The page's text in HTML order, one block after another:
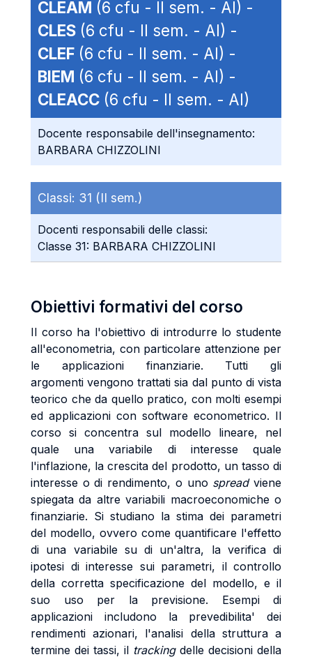
CLEAM (6 cfu - II sem. - AI) -
CLES (6 cfu - II sem. - AI) -
CLEF (6 cfu - II sem. - AI) -
BIEM (6 cfu - II sem. - AI) -
CLEACC (6 cfu - II sem. - AI)
Docente responsabile dell'insegnamento:
BARBARA CHIZZOLINI
Classi: 31 (II sem.)
Docenti responsabili delle classi:
Classe 31: BARBARA CHIZZOLINI
Obiettivi formativi del corso
Il corso ha l'obiettivo di introdurre lo studente
all'econometria, con particolare attenzione per
le applicazioni finanziarie. Tutti gli
argomenti vengono trattati sia dal punto di vista
teorico che da quello pratico, con molti esempi
ed applicazioni con software econometrico. Il
corso si concentra sul modello lineare, nel
quale una variabile di interesse quale
l'inflazione, la crescita del prodotto, un tasso di
interesse o di rendimento, o uno spreadviene
spiegata da altre variabili macroeconomiche o
finanziarie. Si studiano la stima dei parametri
del modello, ovvero come quantificare l'effetto
di una variabile su di un'altra, la verifica di
ipotesi di interesse sui parametri, il controllo
della corretta specificazione del modello, e il
suo uso per la previsione. Esempi di
applicazioni includono la prevedibilita' dei
rendimenti azionari, l'analisi della struttura a
termine dei tassi, il trackingdelle decisioni della